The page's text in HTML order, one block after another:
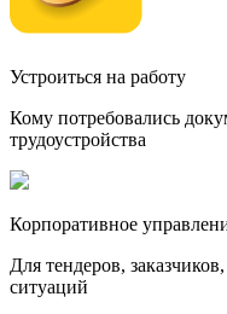
Устроиться на работу
Кому потребовались
трудоустройства
Корпоративное
Для тендеров,
ситуаций